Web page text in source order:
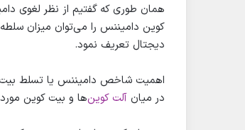
کوین دامیننس را می‌توان میزان سلطه
دیجتال تعریف نمود.
اهمیت شاخص دامیننس یا تسلط بیت
در میانآلت کوین‌ها و بیت کوین مورد